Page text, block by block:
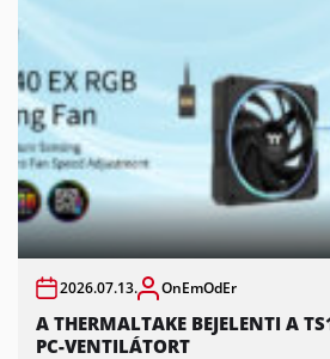
2026.07.13. OnEmOdEr
A THERMALTAKE BEJELENTI A
PC-VENTILÁTORT